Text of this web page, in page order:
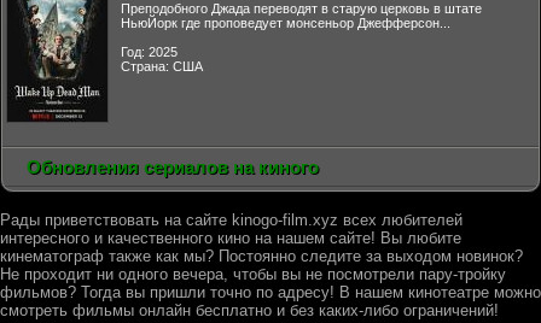
Преподобного Джада переводят в старую церковь в штате
НьюЙорк где проповедует монсеньор Джефферсон...
Год: 2025
Страна: США
Обновления сериалов на киного
Рады приветствовать на сайте kinogo-film.xyz всех любителей
интересного и качественного кино на нашем сайте! Вы любите
кинематограф также как мы? Постоянно следите за выходом новинок?
Не проходит ни одного вечера, чтобы вы не посмотрели пару-тройку
фильмов? Тогда вы пришли точно по адресу! В нашем кинотеатре можно
смотреть фильмы онлайн бесплатно и без каких-либо ограничений!